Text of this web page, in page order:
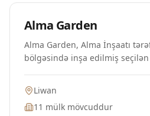
Alma Garden
Alma Garden, Alma İnşaatı
bölgəsində inşa edilmiş seçilən
Meera tərəfindən tam təchiz
təqdim edir, bu da gündəlik beş
tərzini təmin edir. Sakinlər,
Liwan
11 mülk mövcuddur